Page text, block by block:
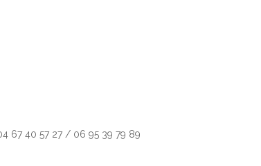
67 40 57 27 / 06 95 39 79 89